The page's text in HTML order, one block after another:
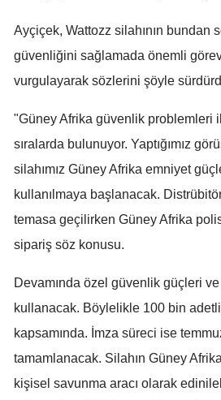
Manisa
Mardin
Muğla
Muş
Nevşehir
Ordu
Rize
Samsun
Ayçiçek, Wattozz silahının bundan
güvenliğini sağlamada önemli
vurgulayarak sözlerini şöyle
"Güney Afrika güvenlik problemleri
sıralarda bulunuyor. Yaptığımız
silahımız Güney Afrika emniyet
kullanılmaya başlanacak.
temasa geçilirken Güney Afrika
sipariş söz konusu.
Devamında özel güvenlik güçleri
kullanacak. Böylelikle 100 bin
kapsamında. İmza süreci ise
tamamlanacak. Silahın Güney
kişisel savunma aracı olarak